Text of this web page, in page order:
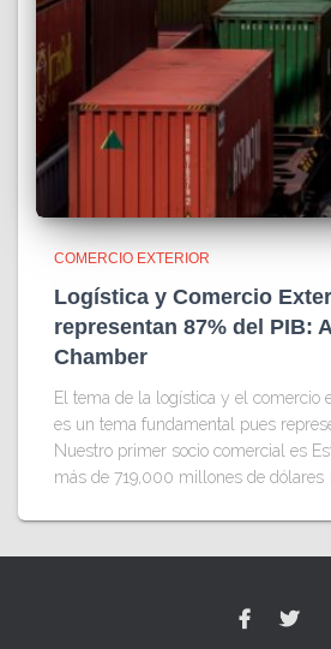
COMERCIO EXTERIOR
Logística y Comercio
representan 87% del PIB:
Chamber
El tema de la logística y el comercio
es un tema fundamental pues
Nuestro primer socio comercial es
más de 719,000 millones de dólares